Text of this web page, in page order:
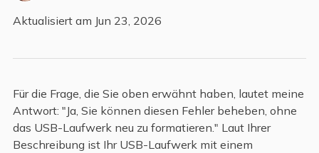
Aktualisiert am Jun 23, 2026
Für die Frage, die Sie oben erwähnt haben, lautet meine
Antwort: "Ja, Sie können diesen Fehler beheben, ohne
das USB-Laufwerk neu zu formatieren." Laut Ihrer
Beschreibung ist Ihr USB-Laufwerk mit einem